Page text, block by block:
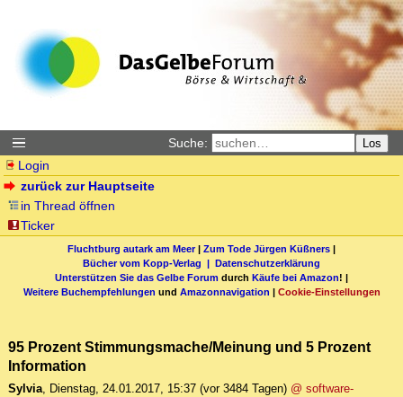
Suche: Los
Login
zurück zur Hauptseite
in Thread öffnen
Ticker
Fluchtburg autark am Meer| Zum Tode Jürgen Küßners |
Bücher vom Kopp-Verlag | Datenschutzerklärung
Unterstützen Sie das Gelbe Forum durch Käufe bei Amazon! |
Weitere Buchempfehlungen und Amazonnavigation | Cookie-Einstellungen
95 Prozent Stimmungsmache/Meinung und 5 Prozent
Information
Sylvia, Dienstag, 24.01.2017, 15:37 (vor 3484 Tagen) @ software-